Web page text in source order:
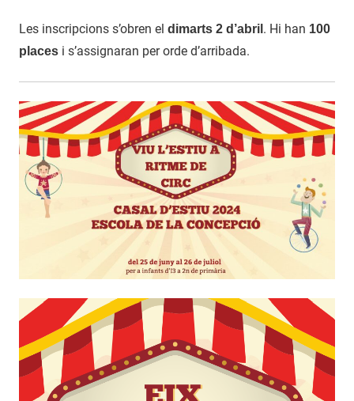
Les inscripcions s’obren el dimarts 2 d’abril . Hi han 100
places i s’assignaran per orde d’arribada.